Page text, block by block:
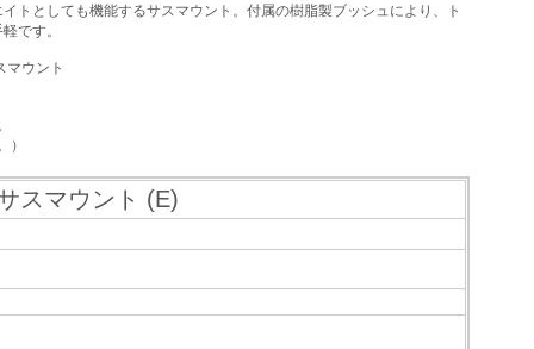
トとしても機能するサスマウント。付属の樹脂製ブッシュにより、ト
です。
マウント
）
スマウント (E)